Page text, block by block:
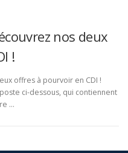
nos deux
!
offres à pourvoir en CDI !
ci-dessous, qui contiennent
…